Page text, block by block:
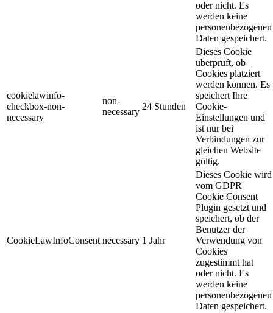
oder nicht. Es
werden keine
personenbezogenen
Daten gespeichert.
cookielawinfo-
checkbox-non-
necessary
non-
necessary
24 Stunden
Dieses Cookie
überprüft, ob
Cookies platziert
werden können. Es
speichert Ihre
Cookie-
Einstellungen und
ist nur bei
Verbindungen zur
gleichen Website
gültig.
CookieLawInfoConsent necessary 1 Jahr
Dieses Cookie wird
vom GDPR
Cookie Consent
Plugin gesetzt und
speichert, ob der
Benutzer der
Verwendung von
Cookies
zugestimmt hat
oder nicht. Es
werden keine
personenbezogenen
Daten gespeichert.